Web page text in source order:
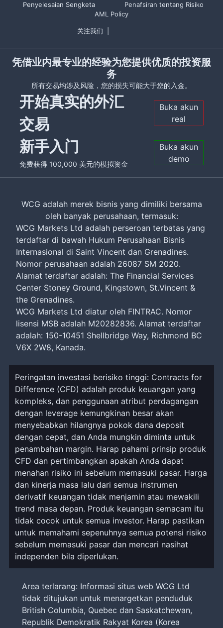
Penyelesaian Sengketa
Penafsiran tentang Risiko
AML Policy
关注我们
凭借业内最专业的经验为您提供优质的投资服
务
所有交易均涉及风险，您的损失可能大于您的入金。
开始真实的外汇
交易
Buka akun
real
新手入门
免费获得 100,000 美元的模拟资金
Buka akun
demo
WCG adalah merek bisnis yang dimiliki bersama
oleh banyak perusahaan, termasuk:
WCG Markets Ltd adalah perseroan terbatas yang
terdaftar di bawah Hukum Perusahaan Bisnis
Internasional di Saint Vincent dan Grenadines.
Nomor perusahaan adalah 26087 SM 2020.
Alamat terdaftar adalah: The Financial Services
Center Stoney Ground, Kingstown, St.Vincent &
the Grenadines.
WCG Markets Ltd diatur oleh FINTRAC. Nomor
lisensi MSB adalah M20282836. Alamat terdaftar
adalah: 150-10451 Shellbridge Way, Richmond BC
V6X 2W8, Kanada.
Peringatan investasi berisiko tinggi: Contracts for
Difference (CFD) adalah produk keuangan yang
kompleks, dan penggunaan atribut perdagangan
dengan leverage kemungkinan besar akan
menyebabkan hilangnya pokok dana deposit
dengan cepat, dan Anda mungkin diminta untuk
penambahan margin. Harap pahami prinsip produk
CFD dan pertimbangkan apakah Anda dapat
menahan risiko ini sebelum memasuki pasar. Harga
dan kinerja masa lalu dari semua instrumen
derivatif keuangan tidak menjamin atau mewakili
trend masa depan. Produk keuangan semacam itu
tidak cocok untuk semua investor. Harap pastikan
untuk memahami sepenuhnya semua potensi risiko
sebelum memasuki pasar dan mencari nasihat
independen bila diperlukan.
Area terlarang: Informasi situs web WCG Ltd
tidak ditujukan untuk menargetkan penduduk
British Columbia, Quebec dan Saskatchewan,
Republik Demokratik Rakyat Korea (Korea